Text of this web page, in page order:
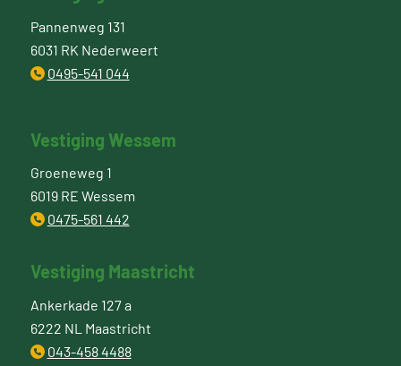
Pannenweg 131
6031 RK Nederweert
0495-541 044
Vestiging Wessem
Groeneweg 1
6019 RE Wessem
0475-561 442
Vestiging Maastricht
Ankerkade 127 a
6222 NL Maastricht
043-458 4488